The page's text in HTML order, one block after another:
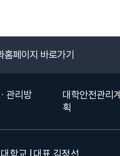
홈페이지 바로가기
관리방
대학안전관리계
획
학교 | 대표 김정선